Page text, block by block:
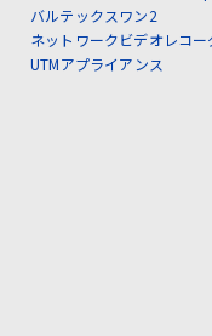
バルテックスワン2
ネットワークビデオレコー
UTMアプライアンス